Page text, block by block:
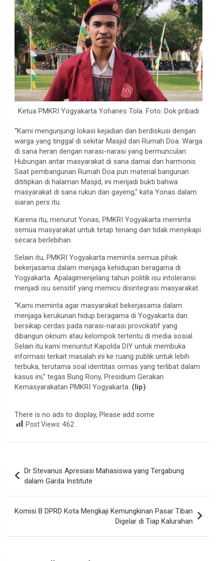
Ketua PMKRI Yogyakarta Yohanes Tola. Foto: Dok pribadi
“Kami mengunjungi lokasi kejadian dan berdiskusi dengan
warga yang tinggal di sekitar Masjid dan Rumah Doa. Warga
di sana heran dengan narasi-narasi yang bermunculan.
Hubungan antar masyarakat di sana damai dan harmonis.
Saat pembangunan Rumah Doa pun material bangunan
dititipkan di halaman Masjid, ini menjadi bukti bahwa
masyarakat di sana rukun dan gayeng,” kata Yonas dalam
siaran pers itu.
Karena itu, menurut Yonas, PMKRI Yogyakarta meminta
semua masyarakat untuk tetap tenang dan tidak menyikapi
secara berlebihan.
Selain itu, PMKRI Yogyakarta meminta semua pihak
bekerjasama dalam menjaga kehidupan beragama di
Yogyakarta. Apalagimenjelang tahun politik isu intoleransi
menjadi isu sensitif yang memicu disintegrasi masyarakat.
“Kami meminta agar masyarakat bekerjasama dalam
menjaga kerukunan hidup beragama di Yogyakarta dan
bersikap cerdas pada narasi-narasi provokatif yang
dibangun oknum atau kelompok tertentu di media sosial.
Selain itu kami menuntut Kapolda DIY untuk membuka
informasi terkait masalah ini ke ruang publik untuk lebih
terbuka, terutama soal identitas ormas yang terlibat dalam
kasus ini,” tegas Bung Rony, Presidium Gerakan
Kemasyarakatan PMKRI Yogyakarta. (lip)
There is no ads to display, Please add some
Post Views: 462
pos
Dr Stevanus Apresiasi Mahasiswa yang Tergabung
dalam Garda Institute
Komisi B DPRD Kota Mengkaji Kemungkinan Pasar Tiban
Digelar di Tiap Kalurahan